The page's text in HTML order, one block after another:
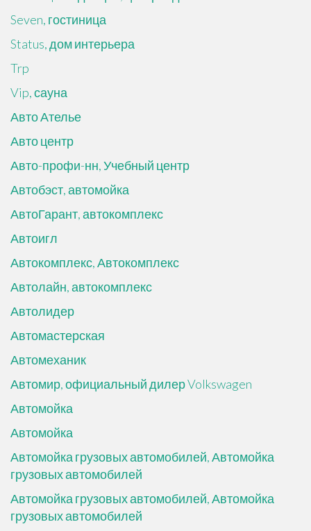
Seven, гостиница
Status, дом интерьера
Trp
Vip, сауна
Авто Ателье
Авто центр
Авто-профи-нн, Учебный центр
Автобэст, автомойка
АвтоГарант, автокомплекс
Автоигл
Автокомплекс, Автокомплекс
Автолайн, автокомплекс
Автолидер
Автомастерская
Автомеханик
Автомир, официальный дилер Volkswagen
Автомойка
Автомойка
Автомойка грузовых автомобилей, Автомойка
грузовых автомобилей
Автомойка грузовых автомобилей, Автомойка
грузовых автомобилей